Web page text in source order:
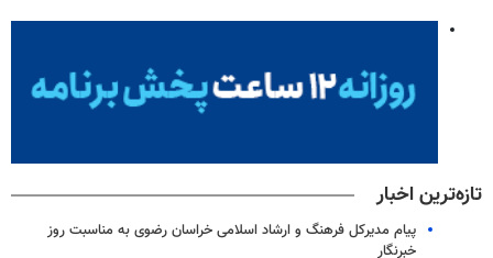
تازه‌ترین اخبار
پیام مدیرکل فرهنگ و ارشاد اسلامی خراسان رضوی به مناسبت روز
خبرنگار